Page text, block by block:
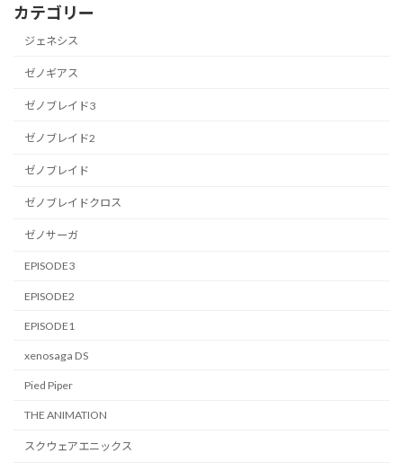
カテゴリー
ジェネシス
ゼノギアス
ゼノブレイド3
ゼノブレイド2
ゼノブレイド
ゼノブレイドクロス
ゼノサーガ
EPISODE3
EPISODE2
EPISODE1
xenosaga DS
Pied Piper
THE ANIMATION
スクウェアエニックス